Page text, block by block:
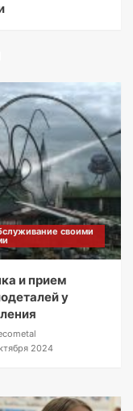
своими
и прием
у
2024